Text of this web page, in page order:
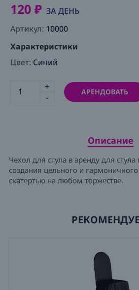
120 ₽ ЗА ДЕНЬ
Артикул: 10000
Характеристики
Цвет: Синий
+
-
АРЕНДОВАТЬ
Описание
Чехол для стула в аренду для
создания цельного и
скатертью на любом торжестве.